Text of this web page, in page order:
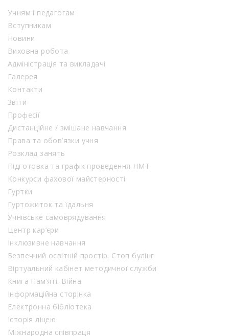
Учням і педагогам
Вступникам
Новини
Виховна робота
Адміністрація та викладачі
Галерея
Контакти
Звіти
Професії
Дистанційне / змішане навчання
Права та обов’язки учня
Розклад занять
Підготовка та графік проведення НМТ
Конкурси фахової майстерності
Гуртки
Гуртожиток та їдальня
Учнівське самоврядування
Центр кар’єри
Інклюзивне навчання
Безпечний освітній простір. Стоп булінг
Віртуальний кабінет методичної служби
Книга Пам’яті. Війна
Інформаційна сторінка
Електронна бібліотека
Історія ліцею
Міжнародна співпраця